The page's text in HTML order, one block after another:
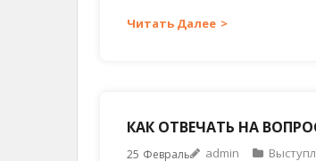
Читать Далее
КАК ОТВЕЧАТЬ НА
25 Февраль admin